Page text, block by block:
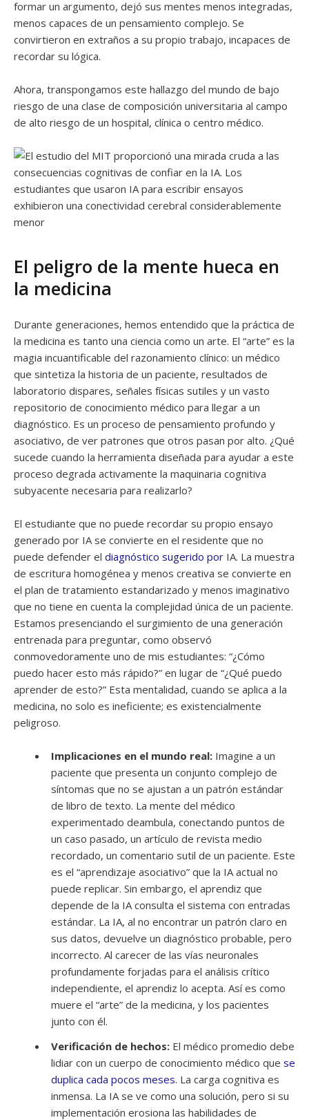
formar un argumento, dejó sus mentes menos integradas,
menos capaces de un pensamiento complejo. Se
convirtieron en extraños a su propio trabajo, incapaces de
recordar su lógica.
Ahora, transpongamos este hallazgo del mundo de bajo
riesgo de una clase de composición universitaria al campo
de alto riesgo de un hospital, clínica o centro médico.
El peligro de la mente hueca en
la medicina
Durante generaciones, hemos entendido que la práctica de
la medicina es tanto una ciencia como un arte. El “arte” es la
magia incuantificable del razonamiento clínico: un médico
que sintetiza la historia de un paciente, resultados de
laboratorio dispares, señales físicas sutiles y un vasto
repositorio de conocimiento médico para llegar a un
diagnóstico. Es un proceso de pensamiento profundo y
asociativo, de ver patrones que otros pasan por alto. ¿Qué
sucede cuando la herramienta diseñada para ayudar a este
proceso degrada activamente la maquinaria cognitiva
subyacente necesaria para realizarlo?
El estudiante que no puede recordar su propio ensayo
generado por IA se convierte en el residente que no
puede defender el diagnóstico sugerido por IA. La muestra
de escritura homogénea y menos creativa se convierte en
el plan de tratamiento estandarizado y menos imaginativo
que no tiene en cuenta la complejidad única de un paciente.
Estamos presenciando el surgimiento de una generación
entrenada para preguntar, como observó
conmovedoramente uno de mis estudiantes: “¿Cómo
puedo hacer esto más rápido?” en lugar de “¿Qué puedo
aprender de esto?” Esta mentalidad, cuando se aplica a la
medicina, no solo es ineficiente; es existencialmente
peligroso.
Implicaciones en el mundo real: Imagine a un
paciente que presenta un conjunto complejo de
síntomas que no se ajustan a un patrón estándar
de libro de texto. La mente del médico
experimentado deambula, conectando puntos de
un caso pasado, un artículo de revista medio
recordado, un comentario sutil de un paciente. Este
es el “aprendizaje asociativo” que la IA actual no
puede replicar. Sin embargo, el aprendiz que
depende de la IA consulta el sistema con entradas
estándar. La IA, al no encontrar un patrón claro en
sus datos, devuelve un diagnóstico probable, pero
incorrecto. Al carecer de las vías neuronales
profundamente forjadas para el análisis crítico
independiente, el aprendiz lo acepta. Así es como
muere el “arte” de la medicina, y los pacientes
junto con él.
Verificación de hechos: El médico promedio debe
lidiar con un cuerpo de conocimiento médico que se
duplica cada pocos meses. La carga cognitiva es
inmensa. La IA se ve como una solución, pero si su
implementación erosiona las habilidades de